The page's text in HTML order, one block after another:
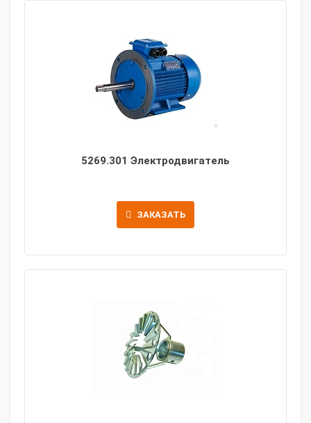
5269.301 Электродвигатель
ЗАКАЗАТЬ